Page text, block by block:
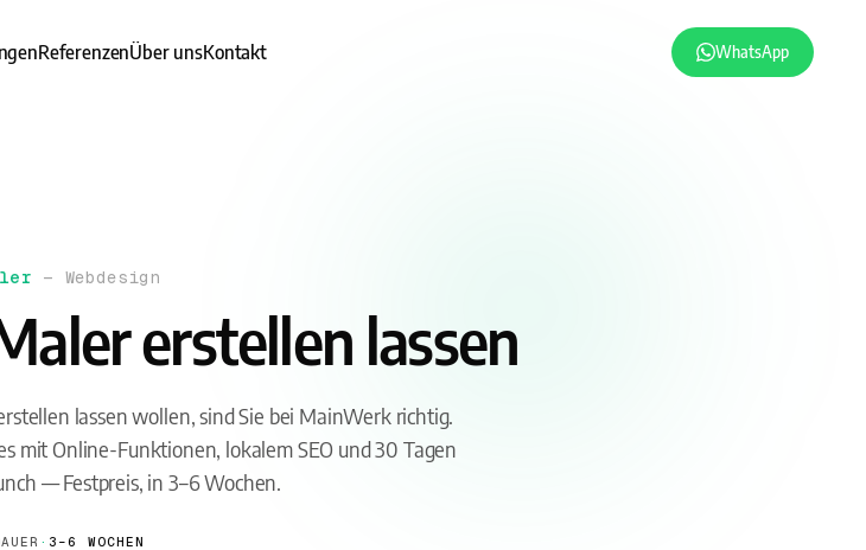
ReferenzenÜber unsKontakt WhatsApp
— Webdesign
erstellen lassen
lassen wollen, sind Sie bei MainWerk richtig.
mit Online-Funktionen, lokalem SEO und 30 Tagen
— Festpreis, in 3–6 Wochen.
· 3–6 WOCHEN